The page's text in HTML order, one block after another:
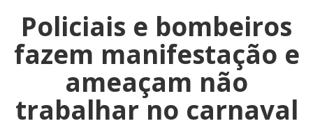
Policiais e bombeiros
fazem manifestação e
ameaçam não
trabalhar no carnaval